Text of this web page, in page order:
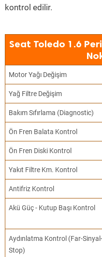
kontrol edilir.
Seat Toledo 1.6
Motor Yağı Değişim
Yağ Filtre Değişim
Bakım Sıfırlama (Diagnostic)
Ön Fren Balata Kontrol
Ön Fren Diski Kontrol
Yakıt Filtre Km. Kontrol
Antifriz Kontrol
Akü Güç - Kutup Başı Kontrol
Aydınlatma Kontrol (Far-Sinyal-
Stop)